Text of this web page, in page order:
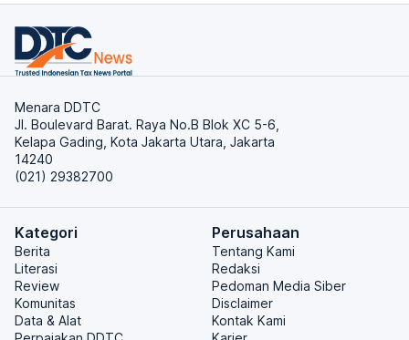
Menara DDTC
Jl. Boulevard Barat. Raya No.B Blok XC 5-6,
Kelapa Gading, Kota Jakarta Utara, Jakarta
14240
(021) 29382700
Kategori
Berita
Literasi
Review
Komunitas
Data & Alat
Perusahaan
Tentang Kami
Redaksi
Pedoman Media Siber
Disclaimer
Kontak Kami